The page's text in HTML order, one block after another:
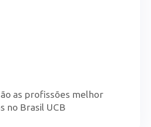
as profissões melhor
no Brasil UCB